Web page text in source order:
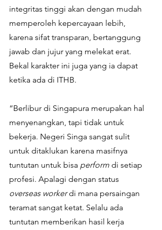
integritas tinggi akan dengan mudah
memperoleh kepercayaan lebih,
karena sifat transparan, bertanggung
jawab dan jujur yang melekat erat.
Bekal karakter ini juga yang ia dapat
ketika ada di ITHB.
“Berlibur di Singapura merupakan hal
menyenangkan, tapi tidak untuk
bekerja. Negeri Singa sangat sulit
untuk ditaklukan karena masifnya
tuntutan untuk bisa perform di setiap
profesi. Apalagi dengan status
overseas worker di mana persaingan
teramat sangat ketat. Selalu ada
tuntutan memberikan hasil kerja